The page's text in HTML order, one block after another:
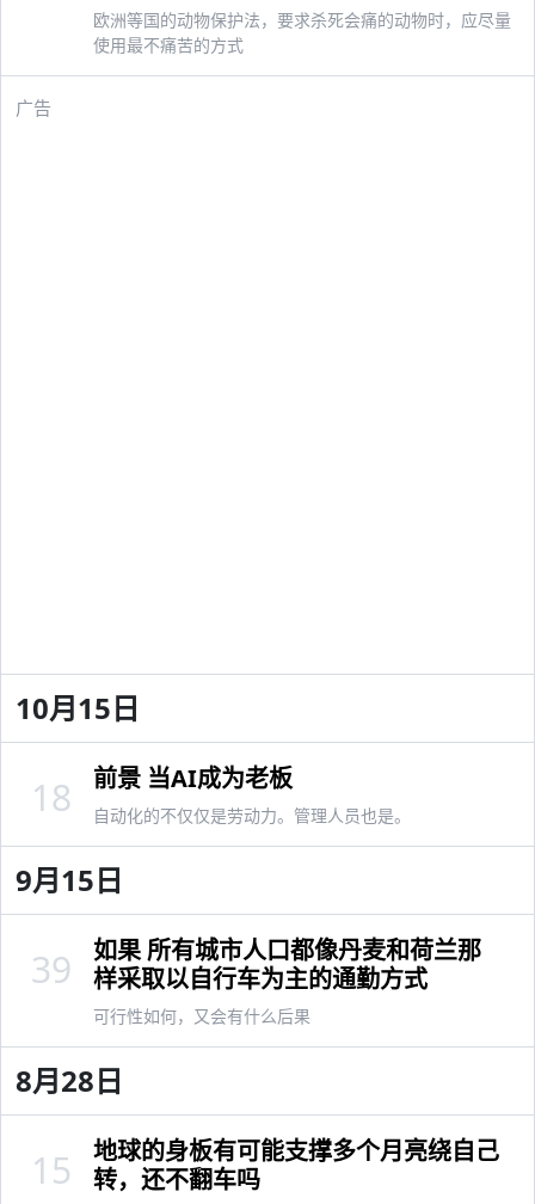
欧洲等国的动物保护法，要求杀死会痛的动物时，应尽量
使用最不痛苦的方式
广告
10月15日
前景 当AI成为老板
自动化的不仅仅是劳动力。管理人员也是。
18
9月15日
如果 所有城市人口都像丹麦和荷兰那
样采取以自行车为主的通勤方式
可行性如何，又会有什么后果
39
8月28日
地球的身板有可能支撑多个月亮绕自己
转，还不翻车吗
15